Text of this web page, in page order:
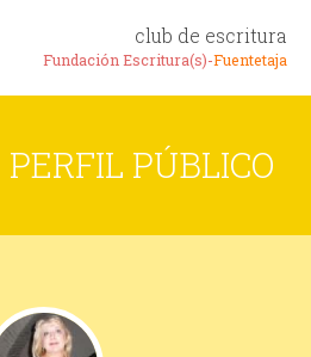
club de escritura
Fundación Escritura(s)-Fuentetaja
PERFIL PÚBLICO